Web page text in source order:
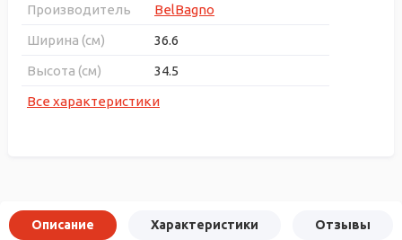
Производитель
BelBagno
Ширина (см)
36.6
Высота (см)
34.5
Все характеристики
Описание Характеристики Отзывы